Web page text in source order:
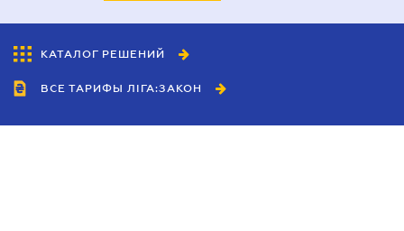
КАТАЛОГ РЕШЕНИЙ
ВСЕ ТАРИФЫ ЛІГА:ЗАКОН